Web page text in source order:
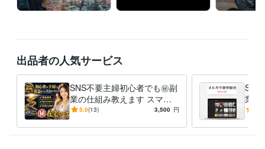
出品者の人気サービス
SNS不要主婦初心者でも㊙️副
業の仕組み教えます スマホ1
台で完結。2026年最新のAI技
5.0(13) 3,500 円
業教
来る